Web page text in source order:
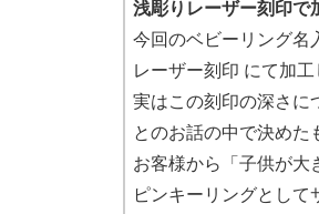
浅彫りレーザー刻印で
今回のベビーリング名
レーザー刻印 にて加工
実はこの刻印の深さに
とのお話の中で決めた
お客様から「子供が大
ピンキーリングとして